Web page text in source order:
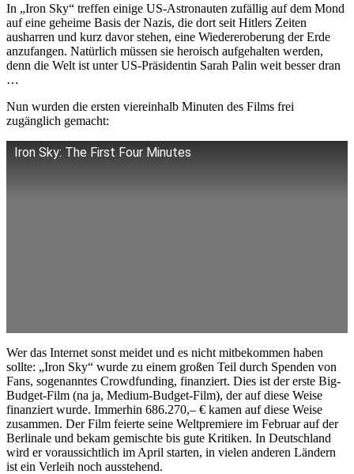
In „Iron Sky“ treffen einige US-Astronauten zufällig auf dem Mond
auf eine geheime Basis der Nazis, die dort seit Hitlers Zeiten
ausharren und kurz davor stehen, eine Wiedereroberung der Erde
anzufangen. Natürlich müssen sie heroisch aufgehalten werden,
denn die Welt ist unter US-Präsidentin Sarah Palin weit besser dran
…
Nun wurden die ersten viereinhalb Minuten des Films frei
zugänglich gemacht:
Iron Sky: The First Four Minutes
Wer das Internet sonst meidet und es nicht mitbekommen haben
sollte: „Iron Sky“ wurde zu einem großen Teil durch Spenden von
Fans, sogenanntes Crowdfunding, finanziert. Dies ist der erste Big-
Budget-Film (na ja, Medium-Budget-Film), der auf diese Weise
finanziert wurde. Immerhin 686.270,– € kamen auf diese Weise
zusammen. Der Film feierte seine Weltpremiere im Februar auf der
Berlinale und bekam gemischte bis gute Kritiken. In Deutschland
wird er voraussichtlich im April starten, in vielen anderen Ländern
ist ein Verleih noch ausstehend.